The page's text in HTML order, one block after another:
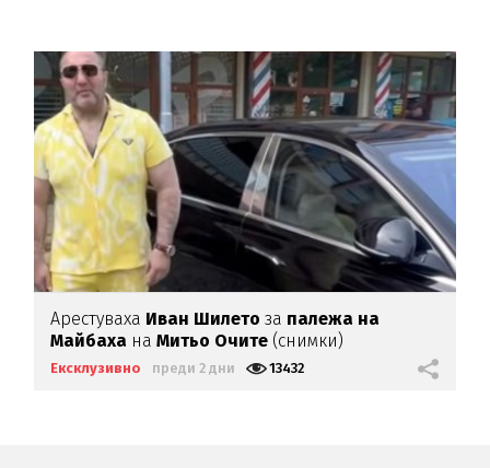
Арестуваха Иван Шилетоза палежа на
Майбаха наМитьо Очите (снимки)
Ексклузивно преди 2 дни 13432